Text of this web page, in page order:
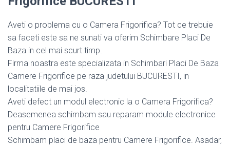
Aveti o problema cu o Camera Frigorifica? Tot ce trebuie
sa faceti este sa ne sunati va oferim Schimbare Placi De
Baza in cel mai scurt timp.
Firma noastra este specializata in Schimbari Placi De Baza
Camere Frigorifice pe raza judetului BUCURESTI, in
localitatiile de mai jos.
Aveti defect un modul electronic la o Camera Frigorifica?
Deasemenea schimbam sau reparam module electronice
pentru Camere Frigorifice
Schimbam placi de baza pentru Camere Frigorifice. Asadar,